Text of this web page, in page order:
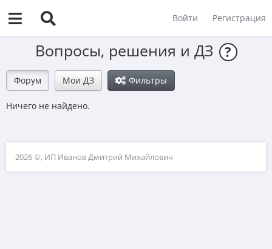
Войти Регистрация
Вопросы, решения и ДЗ ?
Форум Мои ДЗ Фильтры
Ничего не найдено.
2026 ©, ИП Иванов Дмитрий Михайлович